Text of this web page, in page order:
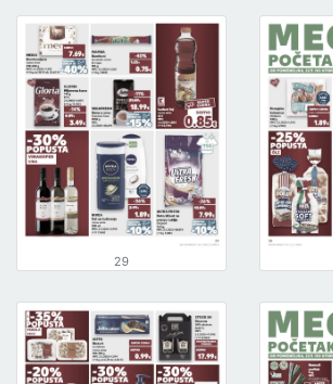
29